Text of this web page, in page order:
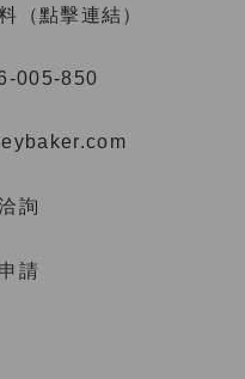
（點擊連結）
005-850
詢
請